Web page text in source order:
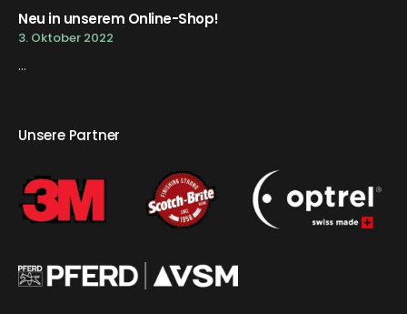
Neu in unserem Online-Shop!
3. Oktober 2022
...
Unsere Partner